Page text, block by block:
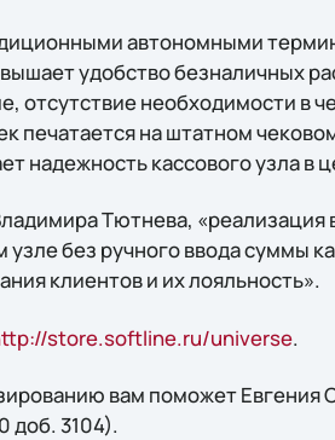
автономными
удобство безналичных
отсутствие необходимости в
печатается на штатном
надежность кассового узла в
Тютнева, «реализация
без ручного ввода суммы
клиентов и их лояльность».
store.softline.ru/universe.
вам поможет Евгения
доб. 3104).